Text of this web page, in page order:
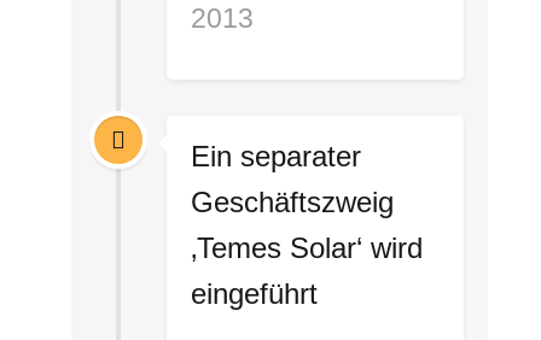
2013
Ein separater
Geschäftszweig
‚Temes Solar‘ wird
eingeführt